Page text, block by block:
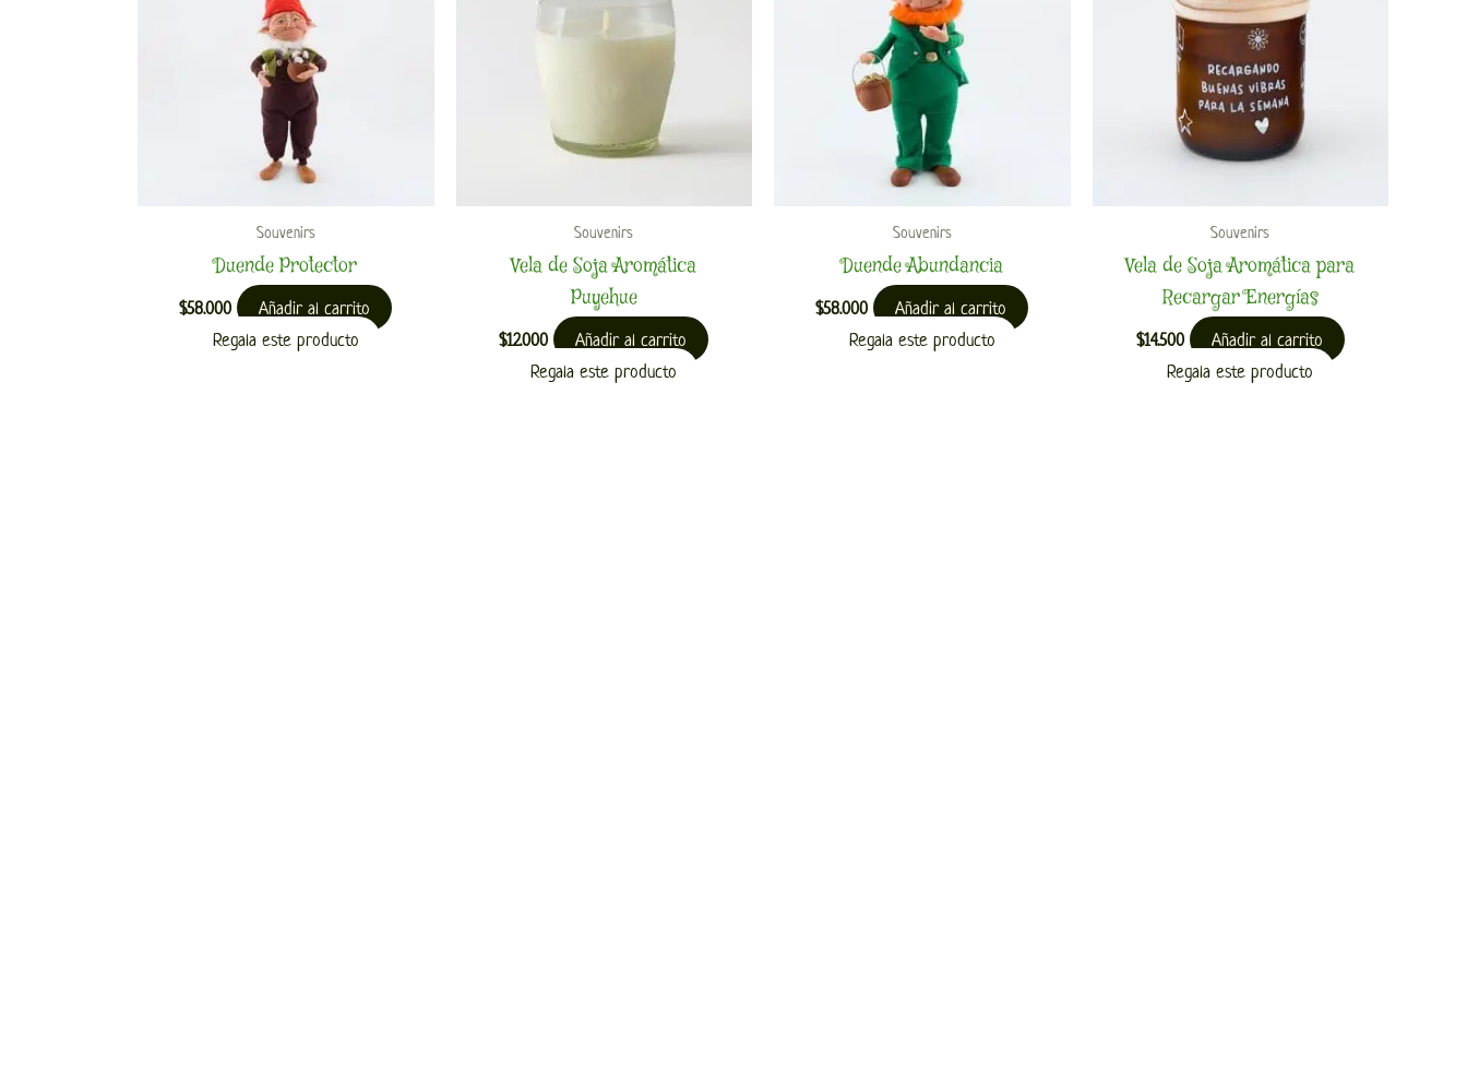
Souvenirs
Duende Protector
$58.000
Añadir al carrito
Regala este producto
Souvenirs
Vela de Soja Aromática
Puyehue
$12.000
Añadir al carrito
Regala este producto
Souvenirs
Duende Abundancia
$58.000
Añadir al carrito
Regala este producto
Souvenirs
Vela de Soja Aromática para
Recargar Energías
$14.500
Añadir al carrito
Regala este producto